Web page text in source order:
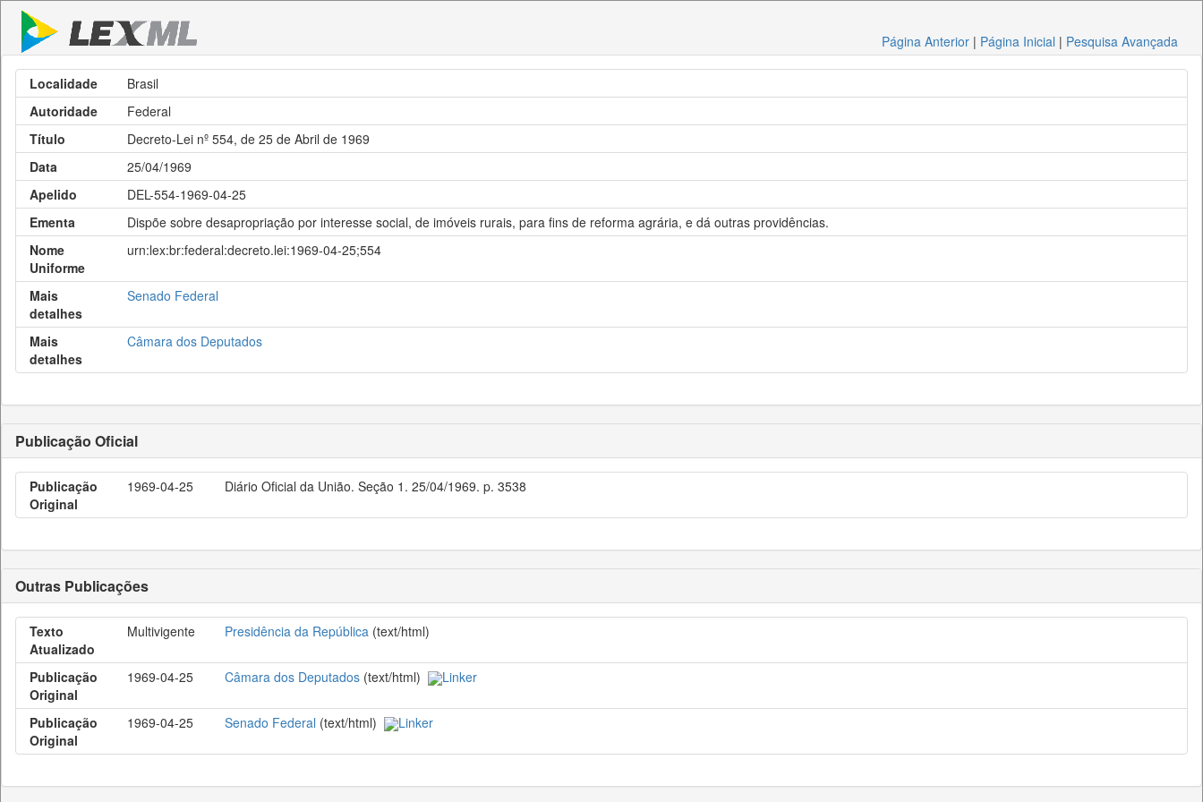
Página Anterior | Página Inicial | Pesquisa Avançada
Localidade
Brasil
Autoridade
Federal
Título
Decreto-Lei nº 554, de 25 de Abril de 1969
Data
25/04/1969
Apelido
DEL-554-1969-04-25
Ementa
Dispõe sobre desapropriação por interesse social, de imóveis rurais, para fins de reforma agrária, e dá outras providências.
Nome
Uniforme
urn:lex:br:federal:decreto.lei:1969-04-25;554
Mais
detalhes
Senado Federal
Mais
detalhes
Câmara dos Deputados
Publicação Oficial
Publicação
Original
1969-04-25 Diário Oficial da União. Seção 1. 25/04/1969. p. 3538
Outras Publicações
Texto
Atualizado
Multivigente Presidência da República (text/html)
Publicação
Original
1969-04-25 Câmara dos Deputados (text/html) Linker
Publicação
Original
1969-04-25 Senado Federal (text/html) Linker